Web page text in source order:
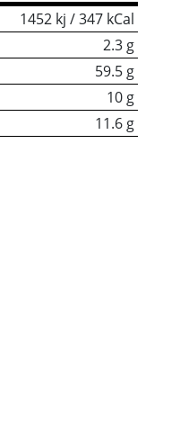
1452 kj / 347 kCal
2.3 g
59.5 g
10 g
11.6 g